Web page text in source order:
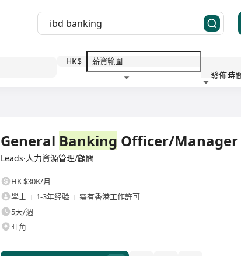
HK$
發佈時
General Banking Officer/Manager
Leads·人力資源管理/顧問
HK $30K/月
學士
1-3年经验
需有香港工作許可
5天/週
旺角